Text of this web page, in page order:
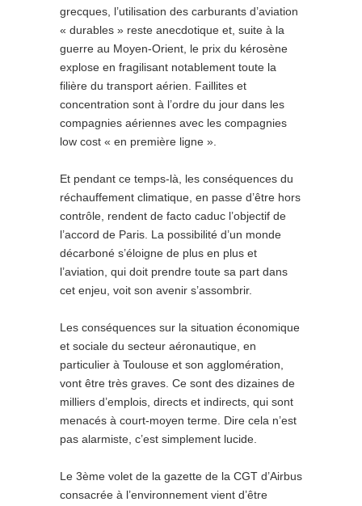
grecques, l’utilisation des carburants d’aviation
« durables » reste anecdotique et, suite à la
guerre au Moyen-Orient, le prix du kérosène
explose en fragilisant notablement toute la
filière du transport aérien. Faillites et
concentration sont à l’ordre du jour dans les
compagnies aériennes avec les compagnies
low cost « en première ligne ».
Et pendant ce temps-là, les conséquences du
réchauffement climatique, en passe d’être hors
contrôle, rendent de facto caduc l’objectif de
l’accord de Paris. La possibilité d’un monde
décarboné s’éloigne de plus en plus et
l’aviation, qui doit prendre toute sa part dans
cet enjeu, voit son avenir s’assombrir.
Les conséquences sur la situation économique
et sociale du secteur aéronautique, en
particulier à Toulouse et son agglomération,
vont être très graves. Ce sont des dizaines de
milliers d’emplois, directs et indirects, qui sont
menacés à court-moyen terme. Dire cela n’est
pas alarmiste, c’est simplement lucide.
Le 3ème volet de la gazette de la CGT d’Airbus
consacrée à l’environnement vient d’être